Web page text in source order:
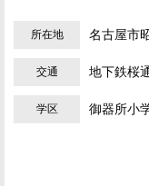
所在地 名古屋市
交通 地下鉄桜
学区 御器所小